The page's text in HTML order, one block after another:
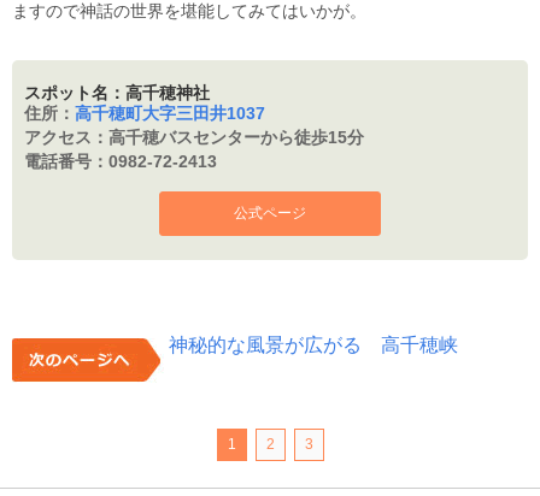
ますので神話の世界を堪能してみてはいかが。
スポット名：高千穂神社
住所： 高千穂町大字三田井1037
アクセス： 高千穂バスセンターから徒歩15分
電話番号： 0982-72-2413
公式ページ
神秘的な風景が広がる 高千穂峡
1 2 3